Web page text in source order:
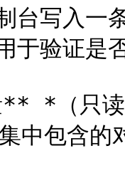
台写入一
于验证是
量** *
中包含